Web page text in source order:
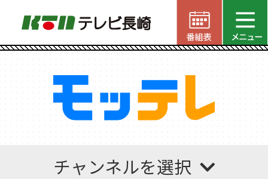
チャンネルを選択